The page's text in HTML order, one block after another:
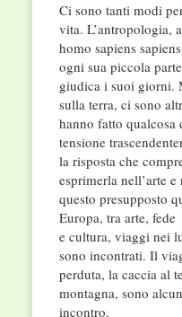
Ci sono tanti modi
vita. L’antropologia,
homo sapiens
ogni sua piccola
giudica i suoi giorni.
sulla terra, ci sono
hanno fatto
tensione
la risposta che
esprimerla nell’arte
questo presupposto
Europa, tra arte, fede
e cultura, viaggi nei
sono incontrati. Il
perduta, la caccia al
montagna, sono
incontro.